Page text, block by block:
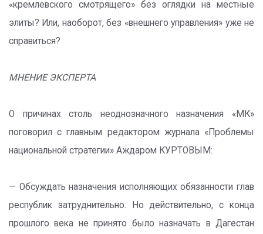
«кремлевского смотрящего» без оглядки на местные
элиты? Или, наоборот, без «внешнего управления» уже не
справиться?
МНЕНИЕ ЭКСПЕРТА
О причинах столь неоднозначного назначения «МК»
поговорил с главным редактором журнала «Проблемы
национальной стратегии» Аждаром КУРТОВЫМ:
— Обсуждать назначения исполняющих обязанности глав
республик затруднительно. Но действительно, с конца
прошлого века не принято было назначать в Дагестан